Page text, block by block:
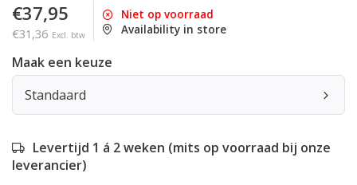
€37,95
€31,36 Excl. btw
Niet op voorraad
Availability in store
Maak een keuze
Standaard
Levertijd 1 á 2 weken (mits op voorraad bij onze
leverancier)